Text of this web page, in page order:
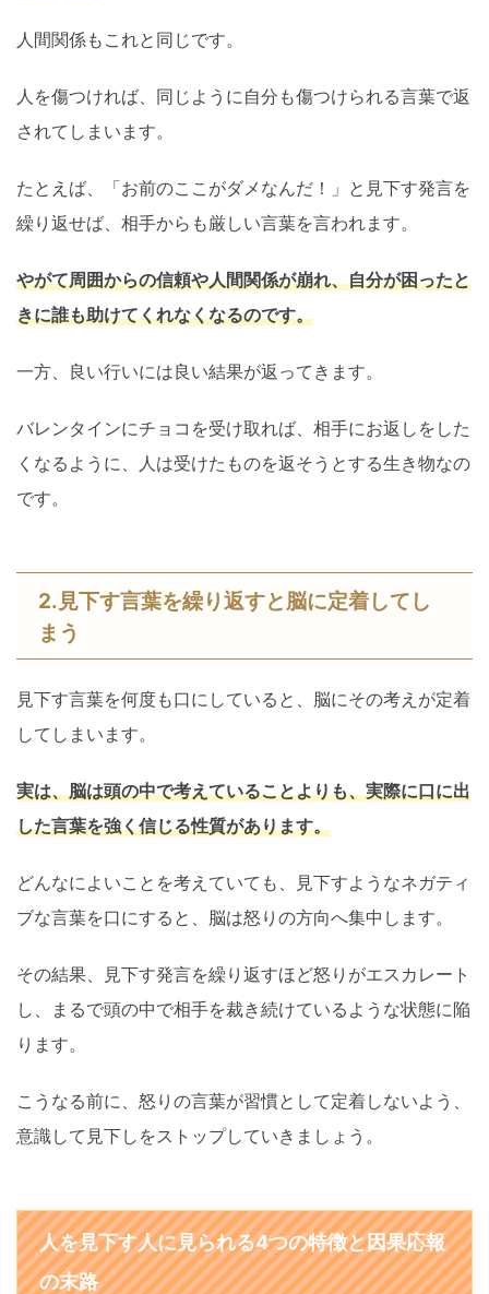
人間関係もこれと同じです。
人を傷つければ、同じように自分も傷つけられる言葉で返
されてしまいます。
たとえば、「お前のここがダメなんだ！」と見下す発言を
繰り返せば、相手からも厳しい言葉を言われます。
やがて周囲からの信頼や人間関係が崩れ、自分が困ったと
きに誰も助けてくれなくなるのです。
一方、良い行いには良い結果が返ってきます。
バレンタインにチョコを受け取れば、相手にお返しをした
くなるように、人は受けたものを返そうとする生き物なの
です。
2.見下す言葉を繰り返すと脳に定着してし
まう
見下す言葉を何度も口にしていると、脳にその考えが定着
してしまいます。
実は、脳は頭の中で考えていることよりも、実際に口に出
した言葉を強く信じる性質があります。
どんなによいことを考えていても、見下すようなネガティ
ブな言葉を口にすると、脳は怒りの方向へ集中します。
その結果、見下す発言を繰り返すほど怒りがエスカレート
し、まるで頭の中で相手を裁き続けているような状態に陥
ります。
こうなる前に、怒りの言葉が習慣として定着しないよう、
意識して見下しをストップしていきましょう。
人を見下す人に見られる4つの特徴と因果応報
の末路